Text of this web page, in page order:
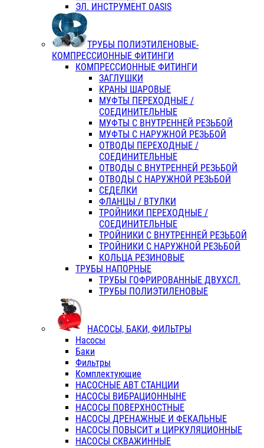
ЭЛ. ИНСТРУМЕНТ OASIS
ТРУБЫ ПОЛИЭТИЛЕНОВЫЕ-
КОМПРЕССИОННЫЕ ФИТИНГИ
КОМПРЕССИОННЫЕ ФИТИНГИ
ЗАГЛУШКИ
КРАНЫ ШАРОВЫЕ
МУФТЫ ПЕРЕХОДНЫЕ /
СОЕДИНИТЕЛЬНЫЕ
МУФТЫ С ВНУТРЕННЕЙ РЕЗЬБОЙ
МУФТЫ С НАРУЖНОЙ РЕЗЬБОЙ
ОТВОДЫ ПЕРЕХОДНЫЕ /
СОЕДИНИТЕЛЬНЫЕ
ОТВОДЫ С ВНУТРЕННЕЙ РЕЗЬБОЙ
ОТВОДЫ С НАРУЖНОЙ РЕЗЬБОЙ
СЕДЕЛКИ
ФЛАНЦЫ / ВТУЛКИ
ТРОЙНИКИ ПЕРЕХОДНЫЕ /
СОЕДИНИТЕЛЬНЫЕ
ТРОЙНИКИ С ВНУТРЕННЕЙ РЕЗЬБОЙ
ТРОЙНИКИ С НАРУЖНОЙ РЕЗЬБОЙ
КОЛЬЦА РЕЗИНОВЫЕ
ТРУБЫ НАПОРНЫЕ
ТРУБЫ ГОФРИРОВАННЫЕ ДВУХСЛ.
ТРУБЫ ПОЛИЭТИЛЕНОВЫЕ
НАСОСЫ, БАКИ, ФИЛЬТРЫ
Насосы
Баки
Фильтры
Комплектующие
НАСОСНЫЕ АВТ СТАНЦИИ
НАСОСЫ ВИБРАЦИОННЫНЕ
НАСОСЫ ПОВЕРХНОСТНЫЕ
НАСОСЫ ДРЕНАЖНЫЕ И ФЕКАЛЬНЫЕ
НАСОСЫ ПОВЫСИТ и ЦИРКУЛЯЦИОННЫЕ
НАСОСЫ СКВАЖИННЫЕ